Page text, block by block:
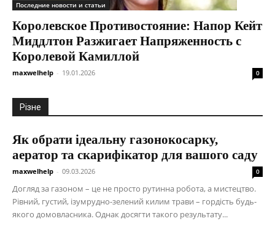
Последние новости и статьи
Королевское Противостояние: Напор Кейт
Миддлтон Разжигает Напряженность с
Королевой Камиллой
maxwelhelp - 19.01.2026 0
Різне
Як обрати ідеальну газонокосарку,
аератор та скарифікатор для вашого саду
maxwelhelp - 09.03.2026 0
Догляд за газоном – це не просто рутинна робота, а мистецтво.
Рівний, густий, ізумрудно-зелений килим трави – гордість будь-
якого домовласника. Однак досягти такого результату...